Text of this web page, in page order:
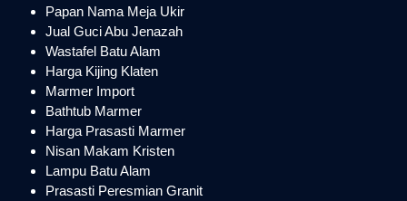
Papan Nama Meja Ukir
Jual Guci Abu Jenazah
Wastafel Batu Alam
Harga Kijing Klaten
Marmer Import
Bathtub Marmer
Harga Prasasti Marmer
Nisan Makam Kristen
Lampu Batu Alam
Prasasti Peresmian Granit